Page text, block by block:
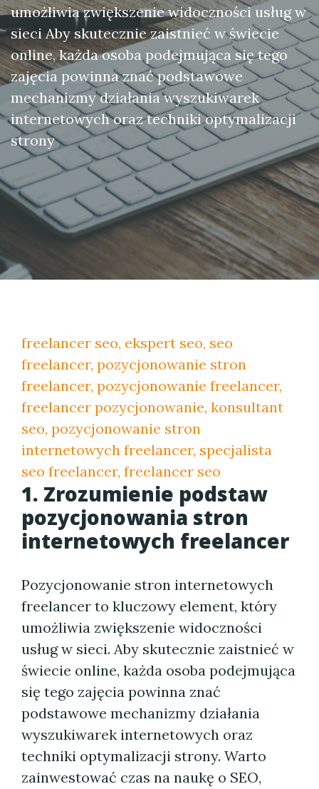
umożliwia zwiększenie widoczności usług w
sieci Aby skutecznie zaistnieć w świecie
online, każda osoba podejmująca się tego
zajęcia powinna znać podstawowe
mechanizmy działania wyszukiwarek
internetowych oraz techniki optymalizacji
strony
freelancer seo, ekspert seo, seo
freelancer, pozycjonowanie stron
freelancer, pozycjonowanie freelancer,
freelancer pozycjonowanie, konsultant
seo, pozycjonowanie stron
internetowych freelancer, specjalista
seo freelancer, freelancer seo
1. Zrozumienie podstaw
pozycjonowania stron
internetowych freelancer
Pozycjonowanie stron internetowych
freelancer to kluczowy element, który
umożliwia zwiększenie widoczności
usług w sieci. Aby skutecznie zaistnieć w
świecie online, każda osoba podejmująca
się tego zajęcia powinna znać
podstawowe mechanizmy działania
wyszukiwarek internetowych oraz
techniki optymalizacji strony. Warto
zainwestować czas na naukę o SEO,